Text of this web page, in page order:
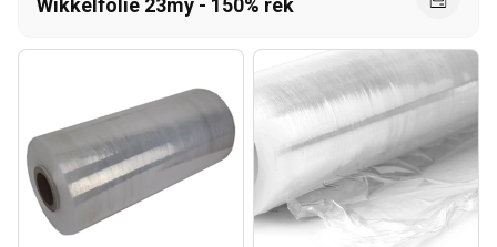
Wikkelfolie 23my - 150% rek